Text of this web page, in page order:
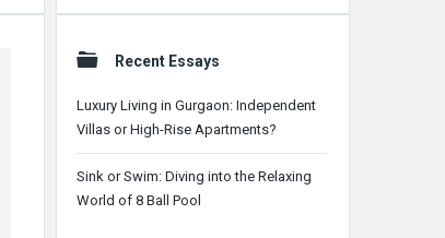
Recent Essays
Luxury Living in Gurgaon: Independent
Villas or High-Rise Apartments?
Sink or Swim: Diving into the Relaxing
World of 8 Ball Pool